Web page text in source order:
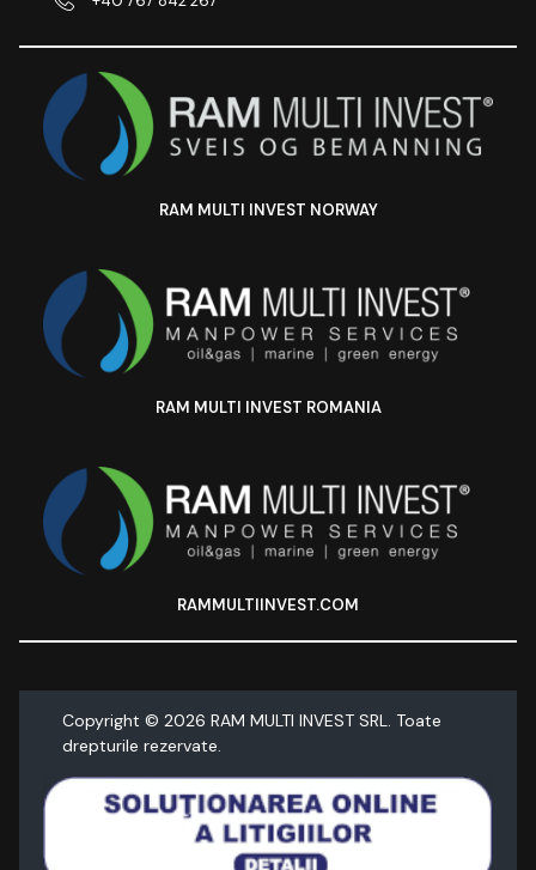
RAM MULTI INVEST NORWAY
RAM MULTI INVEST ROMANIA
RAMMULTIINVEST.COM
Copyright © 2026 RAM MULTI INVEST SRL. Toate
drepturile rezervate.